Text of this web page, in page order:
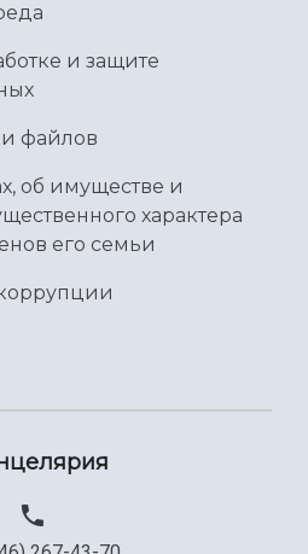
и защите
файлов
об имуществе и
характера
его семьи